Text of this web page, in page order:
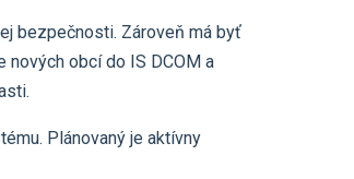
bezpečnosti. Zároveň má byť
obcí do IS DCOM a
Plánovaný je aktívny